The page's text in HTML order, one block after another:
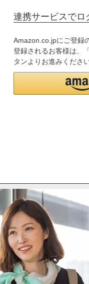
連携サービスでロ
Amazon.co.jpにご登録
登録されるお客様は、
タンよりお進みください